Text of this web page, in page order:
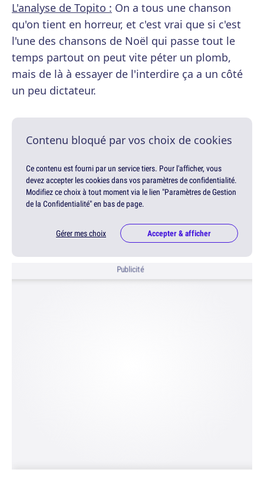
L'analyse de Topito : On a tous une chanson
qu'on tient en horreur, et c'est vrai que si c'est
l'une des chansons de Noël qui passe tout le
temps partout on peut vite péter un plomb,
mais de là à essayer de l'interdire ça a un côté
un peu dictateur.
Contenu bloqué par vos choix de cookies
Ce contenu est fourni par un service tiers. Pour l'afficher, vous
devez accepter les cookies dans vos paramètres de confidentialité.
Modifiez ce choix à tout moment via le lien "Paramètres de Gestion
de la Confidentialité" en bas de page.
Gérer mes choix Accepter & afficher
Publicité